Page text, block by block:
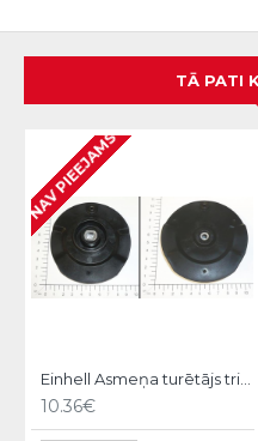
TĀ PATI
NAV PIEEJAMS
Einhell Asmeņa turētājs trimerim
10.36€